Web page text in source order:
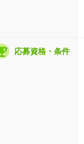
応募資格・条件